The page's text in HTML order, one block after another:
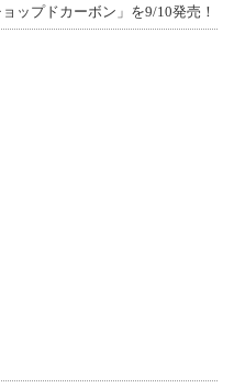
ップドカーボン」を9/10発売！